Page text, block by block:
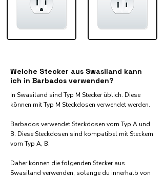
Welche Stecker aus Swasiland kann
ich in Barbados verwenden?
In Swasiland sind Typ M Stecker üblich. Diese
können mit Typ M Steckdosen verwendet werden.
Barbados verwendet Steckdosen vom Typ A und
B. Diese Steckdosen sind kompatibel mit Steckern
vom Typ A, B.
Daher können die folgenden Stecker aus
Swasiland verwenden, solange du innerhalb von